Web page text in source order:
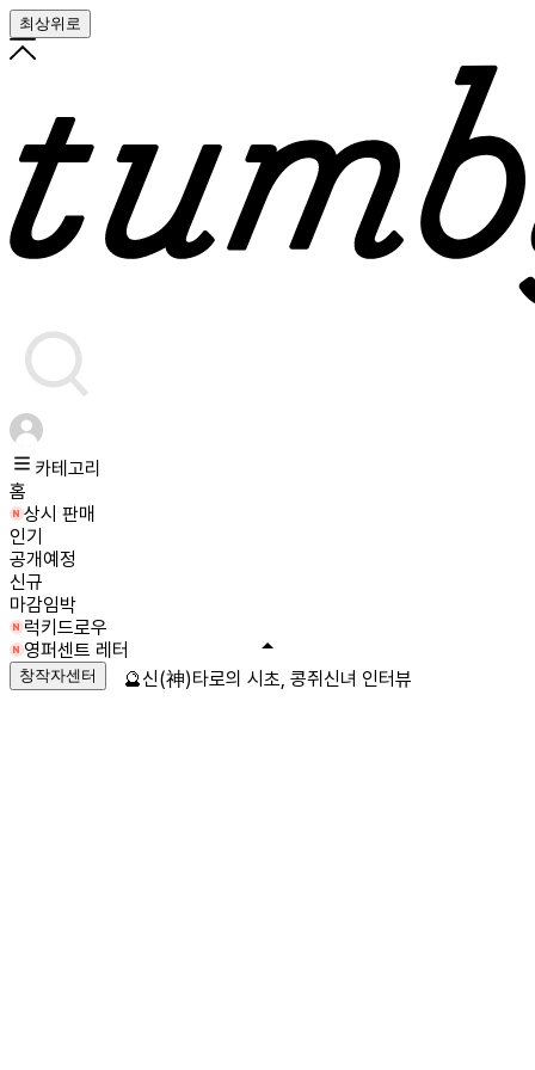
최상위로
카테고리
홈
상시 판매
인기
공개예정
신규
마감임박
럭키드로우
영퍼센트 레터
창작자센터 🔮신(神)타로의 시초, 콩쥐신녀 인터뷰